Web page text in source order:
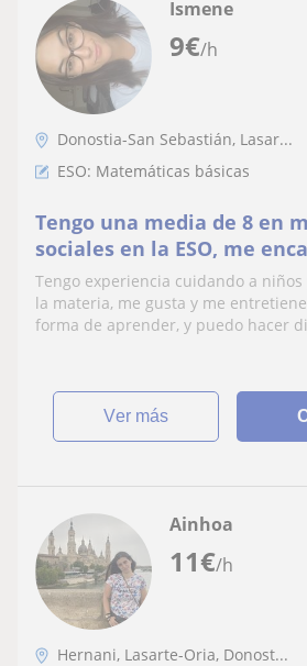
9€/h
Ismene
Donostia-San Sebastián, Lasar...
ESO: Matemáticas básicas
Tengo una media de 8 en
sociales en la ESO, me
aprender de los niños. Soy
Tengo experiencia cuidando a
la materia, me gusta y me
forma de aprender, y puedo hacer
ver más
11€/h
Ainhoa
Hernani, Lasarte-Oria, Donost...